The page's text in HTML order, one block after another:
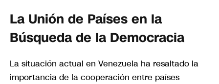
La Unión de Países en la
Búsqueda de la Democracia
La situación actual en Venezuela ha resaltado la
importancia de la cooperación entre países